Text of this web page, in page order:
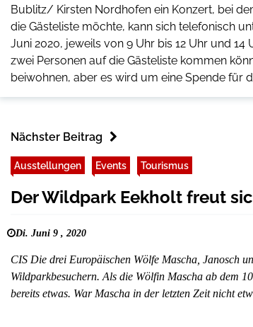
Bublitz/ Kirsten Nordhofen ein Konzert, bei
die Gästeliste möchte, kann sich telefonisch
Juni 2020, jeweils von 9 Uhr bis 12 Uhr und
zwei Personen auf die Gästeliste kommen
beiwohnen, aber es wird um eine Spende für
Nächster Beitrag
Ausstellungen Events Tourismus
Der Wildpark Eekholt freut
Di. Juni 9 , 2020
CIS Die drei Europäischen Wölfe Mascha, Janosch
Wildparkbesuchern. Als die Wölfin Mascha ab dem
bereits etwas. War Mascha in der letzten Zeit nicht